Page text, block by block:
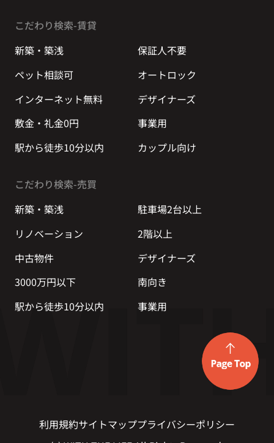
こだわり検索-賃貸
新築・築浅
保証人不要
ペット相談可
オートロック
インターネット無料
デザイナーズ
敷金・礼金0円
事業用
駅から徒歩10分以内
カップル向け
こだわり検索-売買
新築・築浅
駐車場2台以上
リノベーション
2階以上
中古物件
デザイナーズ
3000万円以下
南向き
駅から徒歩10分以内
事業用
利用規約サイトマッププライバシーポリシー